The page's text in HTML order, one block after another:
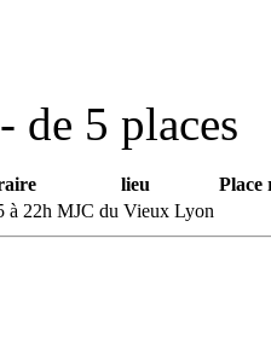
- de 5 places
lieu
Place
à 22h MJC du Vieux Lyon